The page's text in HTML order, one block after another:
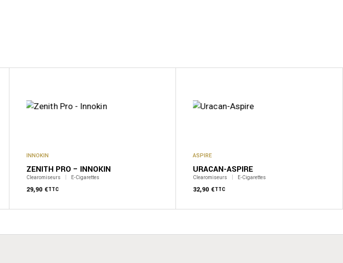
INNOKIN
ZENITH PRO – INNOKIN
Clearomiseurs E-Cigarettes
29,90 €TTC
ASPIRE
URACAN-ASPIRE
Clearomiseurs E-Cigarettes
32,90 €TTC